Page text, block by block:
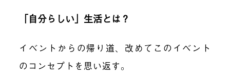
「自分らしい」生活とは？
イベントからの帰り道、改めてこのイベント
のコンセプトを思い返す。